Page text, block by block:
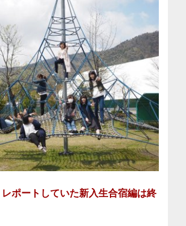
ポートしていた新入生合宿編は終